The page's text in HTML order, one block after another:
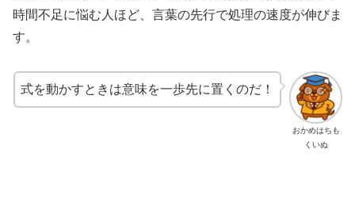
時間不足に悩む人ほど、言葉の先行で処理の速度が伸びま
す。
おかめはちも
くいぬ
式を動かすときは意味を一歩先に置くのだ！